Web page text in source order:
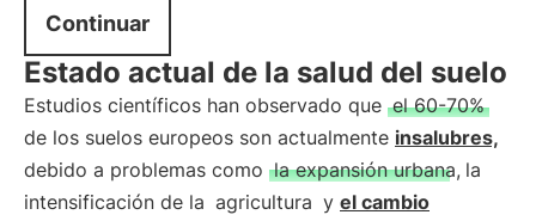
Continuar
Estado actual de la salud del suelo
Estudios científicos han observado que el 60-70%
de los suelos europeos son actualmente insalubres,
debido a problemas como la expansión urbana, la
intensificación de la agricultura y el cambio